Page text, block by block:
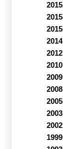
2015
2015
2015
2014
2012
2010
2009
2008
2005
2003
2002
1999